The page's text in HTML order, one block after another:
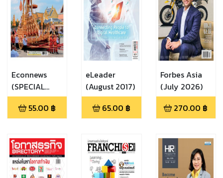
Econnews
(SPECIAL
ISSUE)
55.00 ฿
eLeader
(August 2017)
65.00 ฿
Forbes Asia
(July 2026)
270.00 ฿